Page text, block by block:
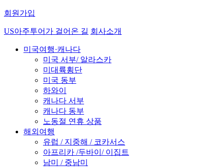
회원가입
US아주투어가 걸어온 길 회사소개
미국여행·캐나다
미국 서부/ 알라스카
미대륙횡단
미국 동부
하와이
캐나다 서부
캐나다 동부
노동절 연휴 상품
해외여행
유럽 / 지중해 / 코카서스
아프리카 /두바이/ 이집트
남미 / 중남미